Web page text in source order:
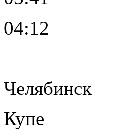
04:12
Челябинск
Купе